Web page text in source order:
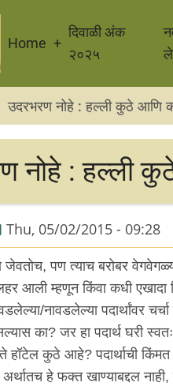
navigation
Home
दिवाळी अंक
२०२५
उदरभरण नोहे : हल्ली कुठे आणि
नोहे : हल्ली
Thu, 05/02/2015 - 09:28
पण त्याच बरोबर वेगवेगळ्या
आली म्हणून किंवा कधी एखादा
नावडलेल्या पदार्थांवर
का? जर हा पदार्थ घरी
कुठे आहे? पदार्थाची किंमत
हे फक्त खाण्याबद्दल नाही,